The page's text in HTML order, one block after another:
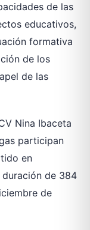
de las
educativos,
formativa
de los
de las
Nina Ibaceta
participan
en
de 384
de